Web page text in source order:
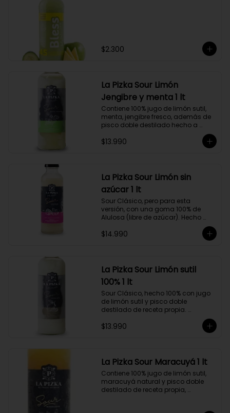
$2.300
La Pizka Sour Limón
Jengibre y menta 1 lt
Contiene 100% jugo de limón sutil,
menta, jengibre fresco, además de
pisco doble destilado hecho a
Alejandría, Amarilla, Rosada y
$13.990
La Pizka Sour Limón sin
azúcar 1 lt
Sour Clásico, pero para esta
versión, con una goma 100% de
Alulosa (libre de azúcar). Hecho
100% con jugo de limón sutil y pisco
doble destilado de receta propia
hecho a partir de uva Moscatel de
corazón del Valle del Elqui.
$14.990
La Pizka Sour Limón sutil
100% 1 lt
Sour Clásico, hecho 100% con jugo
de limón sutil y pisco doble
destilado de receta propia.
Elaborado en el corazón del Valle
del Elqui, hecho a partir de uva
$13.990
La Pizka Sour Maracuyá 1 lt
Contiene 100% jugo de limón sutil,
maracuyá natural y pisco doble
destilado de receta propia,